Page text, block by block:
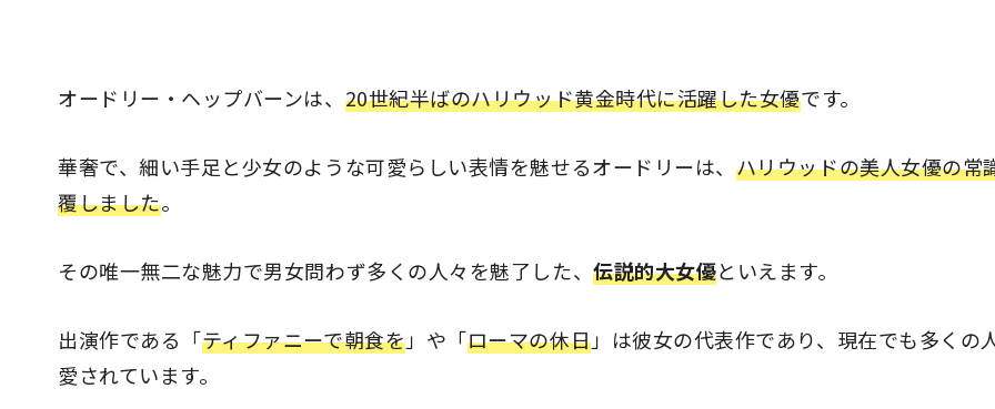
オードリー・ヘップバーンは、 20世紀半ばのハリウッド黄金時代に活躍した女優です。
華奢で、細い手足と少女のような可愛らしい表情を魅せるオードリーは、 ハリウッドの美人女優の常
覆しました。
その唯一無二な魅力で男女問わず多くの人々を魅了した、伝説的大女優といえます。
出演作である「ティファニーで朝食を」や「ローマの休日」は彼女の代表作であり、現在でも多くの
愛されています。